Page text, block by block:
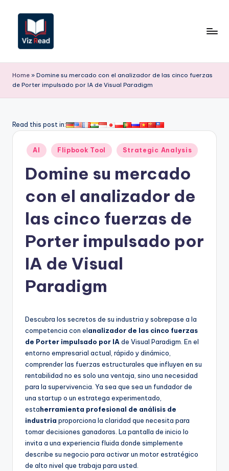
contenido
iz
R
a
ni
A
o
w
&
D
Home » Domine su mercado con el analizador de las cinco fuerzas
de Porter impulsado por IA de Visual Paradigm
Read this post in:
Publicado
en
AI Flipbook Tool Strategic Analysis
Domine su mercado
con el analizador de
las cinco fuerzas de
Porter impulsado por
IA de Visual
Paradigm
Descubra los secretos de su industria y sobrepase a la
competencia con elanalizador de las cinco fuerzas
de Porter impulsado por IA de Visual Paradigm. En el
entorno empresarial actual, rápido y dinámico,
comprender las fuerzas estructurales que influyen en su
rentabilidad no es solo una ventaja, sino una necesidad
para la supervivencia. Ya sea que sea un fundador de
una startup o un estratega experimentado,
estaherramienta profesional de análisis de
industria proporciona la claridad que necesita para
tomar decisiones ganadoras. La pantalla de inicio lo
invita a una experiencia fluida donde simplemente
describe su negocio para activar un motor estratégico
de alto nivel que trabaja para usted.